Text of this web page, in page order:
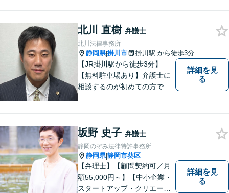
軽にご連絡ください。
北川 直樹 弁護士
北川法律事務所
静岡県|掛川市 掛川駅 から徒歩3分
【JR掛川駅から徒歩3分】
【無料駐車場あり】弁護士に
相談するのが初めての方でも
には、可能な限り早く解決に
至るよう迅速に対応いたしま
す。まずはお気軽にご相談く
ださい。
詳細を見
る
坂野 史子 弁護士
静岡のぞみ法律特許事務所
静岡県|静岡市葵区
【弁理士】【顧問契約可／月
額55,000円～】【中小企業・
スタートアップ・クリエータ
詳細を見
る